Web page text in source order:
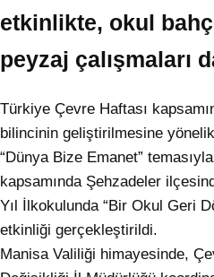
etkinlikte, okul
peyzaj çalışmaları
Türkiye Çevre Haftası
bilincinin geliştirilmesine
“Dünya Bize Emanet”
kapsamında Şehzadeler
Yıl İlkokulunda “Bir Okul Geri
etkinliği gerçekleştirildi.
Manisa Valiliği himayesinde,